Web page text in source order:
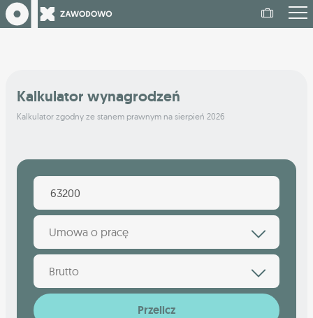
Kalkulator wynagrodzeń
Kalkulator zgodny ze stanem prawnym na sierpień 2026
Umowa o pracę
Brutto
Przelicz